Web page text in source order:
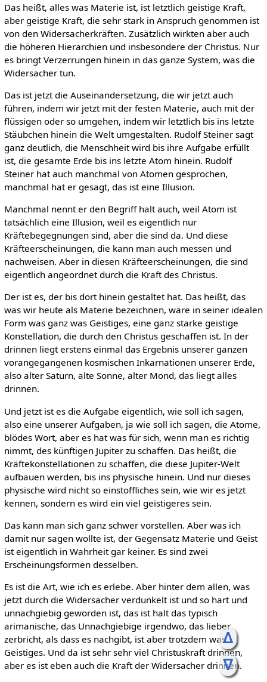
ᐃ
ᐁ
Das heißt, alles was Materie ist, ist letztlich geistige Kraft,
aber geistige Kraft, die sehr stark in Anspruch genommen ist
von den Widersacherkräften. Zusätzlich wirkten aber auch
die höheren Hierarchien und insbesondere der Christus. Nur
es bringt Verzerrungen hinein in das ganze System, was die
Widersacher tun.
Das ist jetzt die Auseinandersetzung, die wir jetzt auch
führen, indem wir jetzt mit der festen Materie, auch mit der
flüssigen oder so umgehen, indem wir letztlich bis ins letzte
Stäubchen hinein die Welt umgestalten. Rudolf Steiner sagt
ganz deutlich, die Menschheit wird bis ihre Aufgabe erfüllt
ist, die gesamte Erde bis ins letzte Atom hinein. Rudolf
Steiner hat auch manchmal von Atomen gesprochen,
manchmal hat er gesagt, das ist eine Illusion.
Manchmal nennt er den Begriff halt auch, weil Atom ist
tatsächlich eine Illusion, weil es eigentlich nur
Kräftebegegnungen sind, aber die sind da. Und diese
Kräfteerscheinungen, die kann man auch messen und
nachweisen. Aber in diesen Kräfteerscheinungen, die sind
eigentlich angeordnet durch die Kraft des Christus.
Der ist es, der bis dort hinein gestaltet hat. Das heißt, das
was wir heute als Materie bezeichnen, wäre in seiner idealen
Form was ganz was Geistiges, eine ganz starke geistige
Konstellation, die durch den Christus geschaffen ist. In der
drinnen liegt erstens einmal das Ergebnis unserer ganzen
vorangegangenen kosmischen Inkarnationen unserer Erde,
also alter Saturn, alte Sonne, alter Mond, das liegt alles
drinnen.
Und jetzt ist es die Aufgabe eigentlich, wie soll ich sagen,
also eine unserer Aufgaben, ja wie soll ich sagen, die Atome,
blödes Wort, aber es hat was für sich, wenn man es richtig
nimmt, des künftigen Jupiter zu schaffen. Das heißt, die
Kräftekonstellationen zu schaffen, die diese Jupiter-Welt
aufbauen werden, bis ins physische hinein. Und nur dieses
physische wird nicht so einstoffliches sein, wie wir es jetzt
kennen, sondern es wird ein viel geistigeres sein.
Das kann man sich ganz schwer vorstellen. Aber was ich
damit nur sagen wollte ist, der Gegensatz Materie und Geist
ist eigentlich in Wahrheit gar keiner. Es sind zwei
Erscheinungsformen desselben.
Es ist die Art, wie ich es erlebe. Aber hinter dem allen, was
jetzt durch die Widersacher verdunkelt ist und so hart und
unnachgiebig geworden ist, das ist halt das typisch
arimanische, das Unnachgiebige irgendwo, das lieber
zerbricht, als dass es nachgibt, ist aber trotzdem was
Geistiges. Und da ist sehr sehr viel Christuskraft drinnen,
aber es ist eben auch die Kraft der Widersacher drinnen.